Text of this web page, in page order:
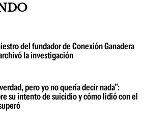
del fundador de Conexión Ganadera
la investigación
pero yo no quería decir nada":
su intento de suicidio y cómo lidió con el